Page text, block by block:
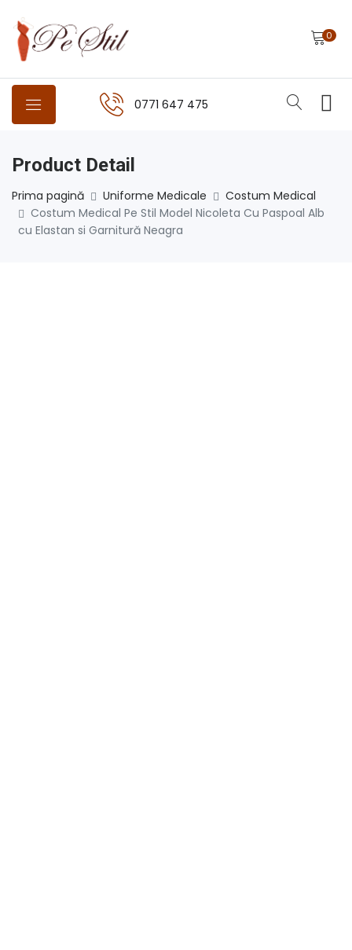
0
0771 647 475
Product Detail
Prima pagină Uniforme Medicale
Costum Medical
Costum Medical Pe Stil Model Nicoleta Cu Paspoal Alb
cu Elastan si Garnitură Neagra